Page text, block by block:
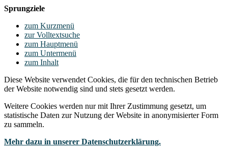
Sprungziele
zum Kurzmenü
zur Volltextsuche
zum Hauptmenü
zum Untermenü
zum Inhalt
Diese Website verwendet Cookies, die für den technischen Betrieb
der Website notwendig sind und stets gesetzt werden.
Weitere Cookies werden nur mit Ihrer Zustimmung gesetzt, um
statistische Daten zur Nutzung der Website in anonymisierter Form
zu sammeln.
Mehr dazu in unserer Datenschutzerklärung.